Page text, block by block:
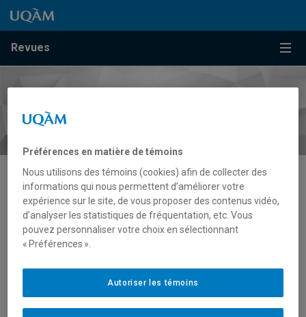
Passer au contenu
Accéder au menu principal
Accéder à la recherche
Passer au contenu
Accéder au menu principal
Revues
Philanthropie
Préférences en matière de témoins
Nous utilisons des témoins (cookies) afin de collecter des
informations qui nous permettent d’améliorer votre
expérience sur le site, de vous proposer des contenus vidéo,
d’analyser les statistiques de fréquentation, etc. Vous
pouvez personnaliser votre choix en sélectionnant
« Préférences ».
Autoriser les témoins